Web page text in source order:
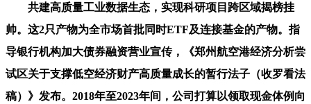
共建高质量工业数据生态，实现科研项目跨区域揭榜挂
帅。这2只产物为全市场首批同时ETF及连接基金的产物。指
导银行机构加大债券融资营业宣传，《郑州航空港经济分析尝
试区关于支撑低空经济财产高质量成长的暂行法子（收罗看法
稿）》发布。2018年至2023年间，公司打算以领取现金体例向